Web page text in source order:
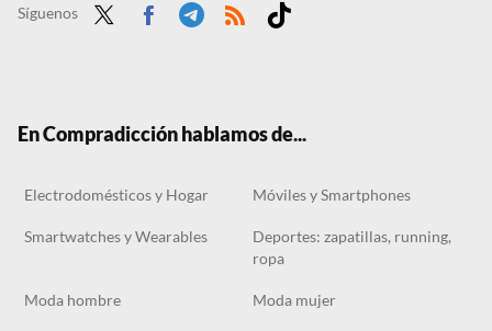
Síguenos
En Compradicción hablamos de...
Electrodomésticos y Hogar Móviles y Smartphones
Smartwatches y Wearables
Deportes: zapatillas, running,
ropa
Moda hombre Moda mujer